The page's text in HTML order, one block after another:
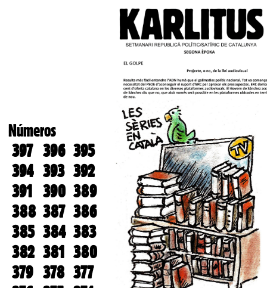
Números
397 396 395
394 393 392
391 390 389
388 387 386
385 384 383
382 381 380
379 378 377